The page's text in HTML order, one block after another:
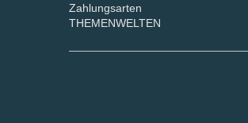
Zahlungsarten
THEMENWELTEN